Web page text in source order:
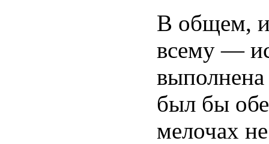
В общем,
всему —
был бы
мелочах